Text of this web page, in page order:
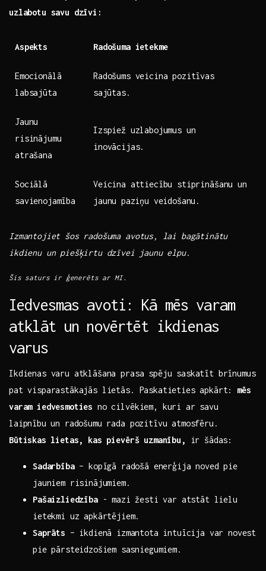
uzlabotu savu dzīvi:
Aspekts Radošuma ietekme
Emocionālā
labsajūta
Radošums veicina pozitīvas
⁤sajūtas.
Jaunu
risinājumu
atrašana
Izspiež uzlabojumus un
inovācijas.
Sociālā
savienojamība
Veicina attiecību stiprināšanu un
jaunu⁤ paziņu veidošanu.
Izmantojiet šos radošuma avotus,⁢ lai bagātinātu
ikdienu‍ un piešķirtu dzīvei ⁤jaunu elpu.
Šis saturs‍ ir ģenerēts ar MI.
Iedvesmas avoti: Kā ‌mēs ‍varam
atklāt un⁣ novērtēt ikdienas
varus
Ikdienas varu atklāšana prasa spēju saskatīt brīnumus
pat visparastākajās lietās. Paskatieties apkārt: mēs
varam iedvesmoties no ​cilvēkiem, kuri ar savu
laipnību ⁤un radošumu rada pozitīvu atmosfēru.⁣
Būtiskas⁣ lietas, kas pievērš uzmanību,
ir šādas:
Sadarbība– kopīgā radošā⁢ enerģija noved pie
jauniem risinājumiem.
Pašaizliedzība-⁣ mazi žesti var​ atstāt lielu​
ietekmi uz apkārtējiem.
Saprāts – ikdienā izmantota⁤ intuīcija var novest
pie pārsteidzošiem⁣ sasniegumiem.